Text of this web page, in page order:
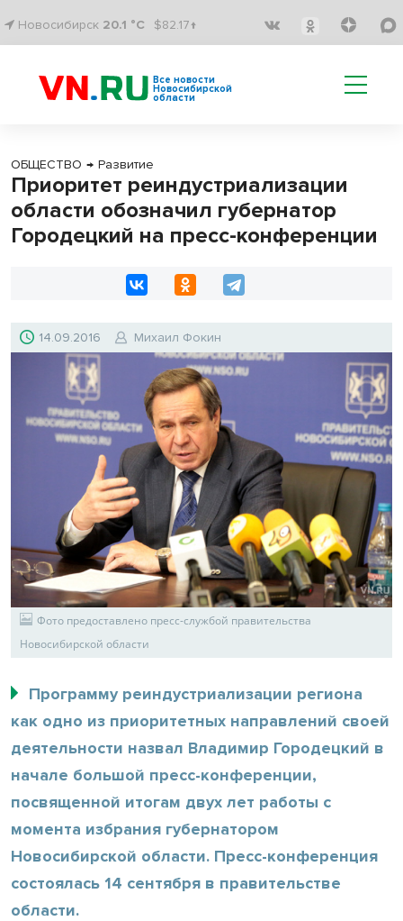
Новосибирск 20.1 °C $82.17↑
Все новости
Новосибирской
области
ОБЩЕСТВО → Развитие
Приоритет реиндустриализации
области обозначил губернатор
Городецкий на пресс-конференции
14.09.2016 Михаил Фокин
Фото предоставлено пресс-службой правительства
Новосибирской области
Программу реиндустриализации региона
как одно из приоритетных направлений своей
деятельности назвал Владимир Городецкий в
начале большой пресс-конференции,
посвященной итогам двух лет работы с
момента избрания губернатором
Новосибирской области. Пресс-конференция
состоялась 14 сентября в правительстве
области.